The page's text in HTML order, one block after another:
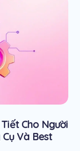
Cho Người
Và Best